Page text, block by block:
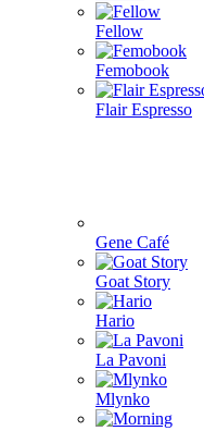
Fellow
Femobook
Flair Espresso
Gene Café
Goat Story
Hario
La Pavoni
Mlynko